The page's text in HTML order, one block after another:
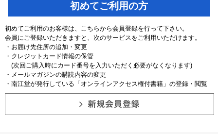
初めてご利用の方
初めてご利用のお客様は、こちらから会員登録を行って下さい。
会員にご登録いただきますと、次のサービスをご利用いただけます。
・お届け先住所の追加・変更
・クレジットカード情報の保管
(次回ご購入時にカード番号を入力いただく必要がなくなります)
・メールマガジンの購読内容の変更
・南江堂が発行している「オンラインアクセス権付書籍」の登録・閲覧